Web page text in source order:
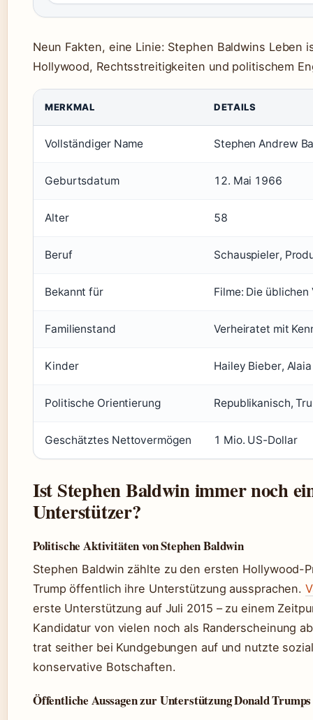
Neun Fakten, eine Linie: Stephen Baldwins Leben
Hollywood, Rechtsstreitigkeiten und politischem
MERKMAL DETAILS
Vollständiger Name Stephen Andrew
Geburtsdatum 12. Mai 1966
Alter 58
Beruf Schauspieler,
Bekannt für Filme: Die
Familienstand Verheiratet mit
Kinder Hailey Bieber,
Politische Orientierung Republikanisch,
Geschätztes Nettovermögen 1 Mio. US-Dollar
Ist Stephen Baldwin immer noch
Unterstützer?
Politische Aktivitäten von Stephen Baldwin
Stephen Baldwin zählte zu den ersten Hollywood-
Trump öffentlich ihre Unterstützung aussprachen.
erste Unterstützung auf Juli 2015 – zu einem
Kandidatur von vielen noch als Randerscheinung
trat seither bei Kundgebungen auf und nutzte
konservative Botschaften.
Öffentliche Aussagen zur Unterstützung Donald Trumps